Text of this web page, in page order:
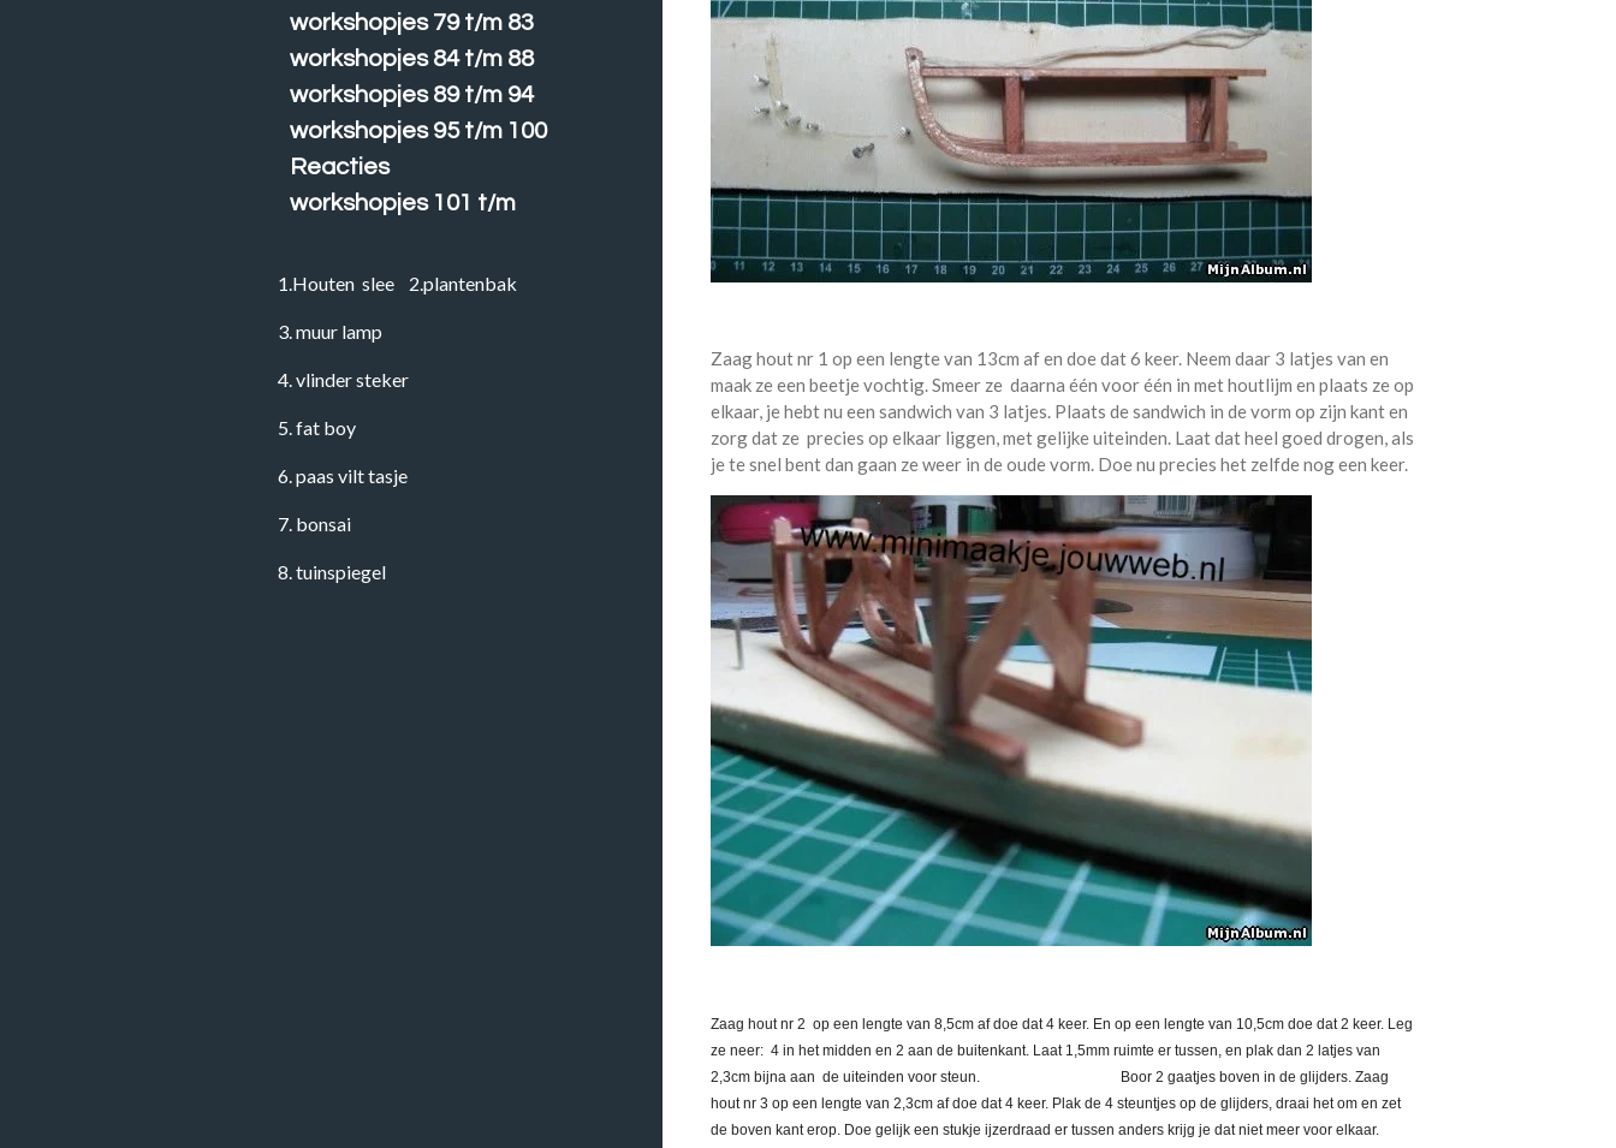
Zaag hout nr 1 op een lengte van 13cm af en doe dat 6 keer. Neem daar 3 latjes van en
maak ze een beetje vochtig. Smeer ze daarna één voor één in met houtlijm en plaats ze op
elkaar, je hebt nu een sandwich van 3 latjes. Plaats de sandwich in de vorm op zijn kant en
zorg dat ze precies op elkaar liggen, met gelijke uiteinden. Laat dat heel goed drogen, als
je te snel bent dan gaan ze weer in de oude vorm. Doe nu precies het zelfde nog een keer.
Zaag hout nr 2 op een lengte van 8,5cm af doe dat 4 keer. En op een lengte van 10,5cm doe dat 2 keer. Leg
ze neer: 4 in het midden en 2 aan de buitenkant. Laat 1,5mm ruimte er tussen, en plak dan 2 latjes van
2,3cm bijna aan de uiteinden voor steun. Boor 2 gaatjes boven in de glijders. Zaag
hout nr 3 op een lengte van 2,3cm af doe dat 4 keer. Plak de 4 steuntjes op de glijders, draai het om en zet
de boven kant erop. Doe gelijk een stukje ijzerdraad er tussen anders krijg je dat niet meer voor elkaar.
workshopjes 79 t/m 83
workshopjes 84 t/m 88
workshopjes 89 t/m 94
workshopjes 95 t/m 100
Reacties
workshopjes 101 t/m
1.Houten slee 2.plantenbak
3. muur lamp
4. vlinder steker
5. fat boy
6. paas vilt tasje
7. bonsai
8. tuinspiegel